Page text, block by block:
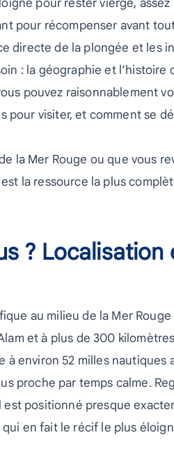
pour rester vierge,
pour récompenser avant
directe de la plongée et les
: la géographie et l’histoire
pouvez raisonnablement
pour visiter, et comment se
la Mer Rouge ou que vous
la ressource la plus
? Localisation
au milieu de la Mer
et à plus de 300
à environ 52 milles
proche par temps calme.
positionné presque
en fait le récif le plus